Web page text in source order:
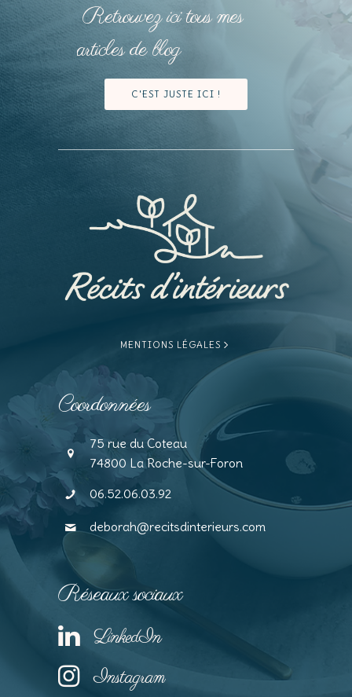
Retrouvez ici tous mes
articles de blog
C'EST JUSTE ICI !
MENTIONS LÉGALES
Coordonnées
75 rue du Coteau
74800 La Roche-sur-Foron
06.52.06.03.92
deborah@recitsdinterieurs.com
Réseaux sociaux
LinkedIn
Instagram